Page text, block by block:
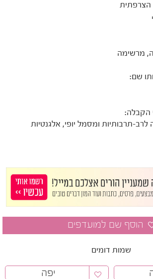
מרשימה
שם:
הקבלה:
תרבותיות ומסמל יופי, אלגנטיות
שמות דומים
יפה